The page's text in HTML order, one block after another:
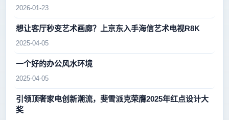
2026-01-23
想让客厅秒变艺术画廊？上京东入手海信艺术电视R8K
2025-04-05
一个好的办公风水环境
2025-04-05
引领顶奢家电创新潮流，斐雪派克荣膺2025年红点设计大
奖